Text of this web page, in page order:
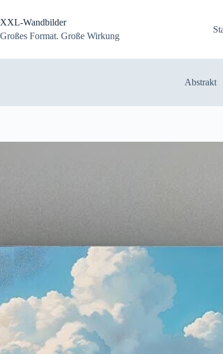
springen
XXL-Wandbilder
Großes Format. Große Wirkung
Abstrakt